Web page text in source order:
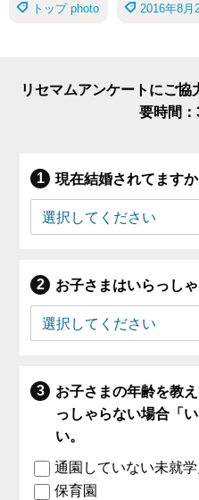
トップ photo 2016年8月
リセマムアンケートにご
要時間：
現在結婚されてますか
お子さまはいらっしゃ
お子さまの年齢を教
っしゃらない場合「
い。
通園していない未就学
保育園